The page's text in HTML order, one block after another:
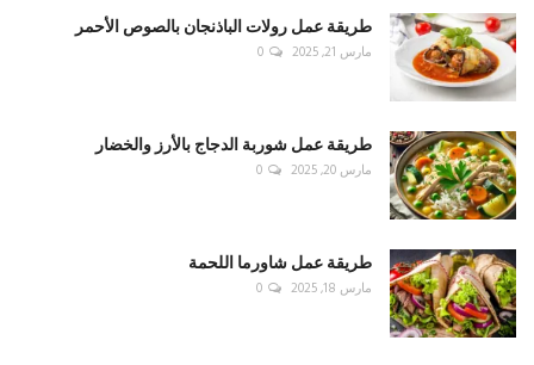
طريقة عمل رولات الباذنجان بالصوص الأحمر
مارس 21, 2025 0
طريقة عمل شوربة الدجاج بالأرز والخضار
مارس 20, 2025 0
طريقة عمل شاورما اللحمة
مارس 18, 2025 0